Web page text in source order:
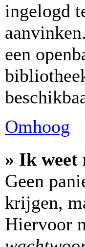
ingelogd
een
Omhoog
» Ik weet
Geen
krijgen,
Hiervoor